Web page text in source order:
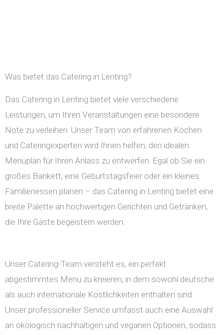
Was bietet das Catering in Lenting?
Das Catering in Lenting bietet viele verschiedene
Leistungen, um Ihren Veranstaltungen eine besondere
Note zu verleihen. Unser Team von erfahrenen Köchen
und Cateringexperten wird Ihnen helfen, den idealen
Menüplan für Ihren Anlass zu entwerfen. Egal ob Sie ein
großes Bankett, eine Geburtstagsfeier oder ein kleines
Familienessen planen – das Catering in Lenting bietet eine
breite Palette an hochwertigen Gerichten und Getränken,
die Ihre Gäste begeistern werden.
Unser Catering-Team versteht es, ein perfekt
abgestimmtes Menü zu kreieren, in dem sowohl deutsche
als auch internationale Köstlichkeiten enthalten sind.
Unser professioneller Service umfasst auch eine Auswahl
an ökologisch nachhaltigen und veganen Optionen, sodass